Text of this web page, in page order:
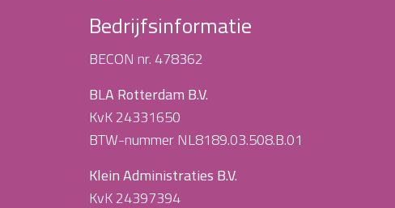
Bedrijfsinformatie
BECON nr. 478362
BLA Rotterdam B.V.
KvK 24331650
BTW-nummer NL8189.03.508.B.01
Klein Administraties B.V.
KvK 24397394